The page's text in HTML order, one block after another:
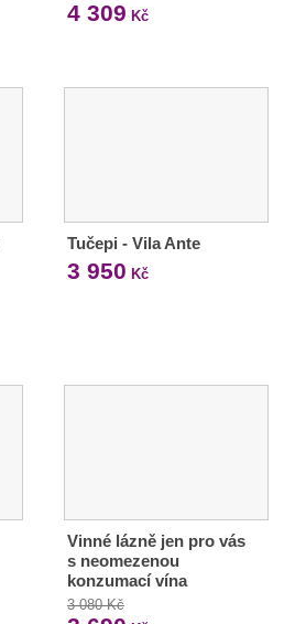
4 309 Kč
Tučepi - Vila Ante
3 950 Kč
Vinné lázně jen pro vás
s neomezenou
konzumací vína
3 080 Kč